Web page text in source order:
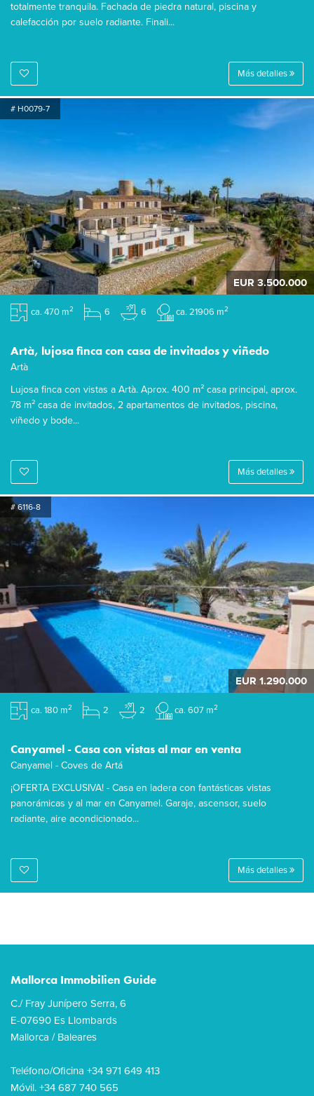
totalmente tranquila. Fachada de piedra natural, piscina y
calefacción por suelo radiante. Finali...
Más detalles
# H0079-7
EUR 3.500.000
ca. 470 m2 6 6 ca. 21906 m2
Artà, lujosa finca con casa de invitados y viñedo
Artà
Lujosa finca con vistas a Artà. Aprox. 400 m² casa principal, aprox.
78 m² casa de invitados, 2 apartamentos de invitados, piscina,
viñedo y bode...
Más detalles
# 6116-8
EUR 1.290.000
ca. 180 m2 2 2 ca. 607 m2
Canyamel - Casa con vistas al mar en venta
Canyamel - Coves de Artá
¡OFERTA EXCLUSIVA! - Casa en ladera con fantásticas vistas
panorámicas y al mar en Canyamel. Garaje, ascensor, suelo
radiante, aire acondicionado...
Más detalles
Mallorca Immobilien Guide
C./ Fray Junípero Serra, 6
E-07690 Es Llombards
Mallorca / Baleares
Teléfono/Oficina +34 971 649 413
Móvil. +34 687 740 565